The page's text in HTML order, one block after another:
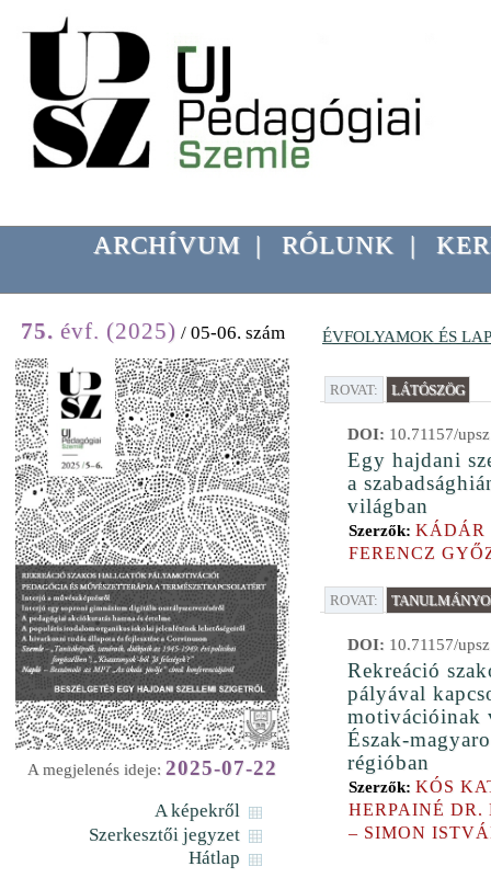
ARCHÍVUM | RÓLUNK |
75. évf. (2025) / 05-06. szám
A megjelenés ideje: 2025-07-22
A képekről
Szerkesztői jegyzet
Hátlap
ÉVFOLYAMOK ÉS
ROVAT: LÁTÓSZÖG
DOI: 10.71157/
Egy hajdani
a
világban
Szerzők: KÁDÁR
FERENCZ
ROVAT:
DOI: 10.71157/
Rekreáció
pályával
motivációinak
Észak-
régióban
Szerzők: KÓS
HERPAINÉ
– SIMON